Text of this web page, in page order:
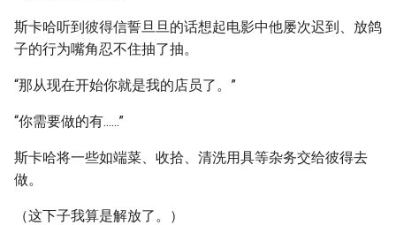
斯卡哈听到彼得信誓旦旦的话想起电影中他屡次迟到、放鸽
子的行为嘴角忍不住抽了抽。
“那从现在开始你就是我的店员了。”
“你需要做的有......”
斯卡哈将一些如端菜、收拾、清洗用具等杂务交给彼得去
做。
（这下子我算是解放了。）